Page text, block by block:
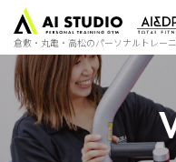
ッ
ペ
ー
ジ
倉敷・丸亀・高松のパーソナルトレー